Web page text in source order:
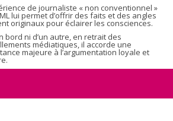
de journaliste « non conventionnel »
lui permet d’offrir des faits et des angles
originaux pour éclairer les consciences.
bord ni d’un autre, en retrait des
médiatiques, il accorde une
majeure à l’argumentation loyale et